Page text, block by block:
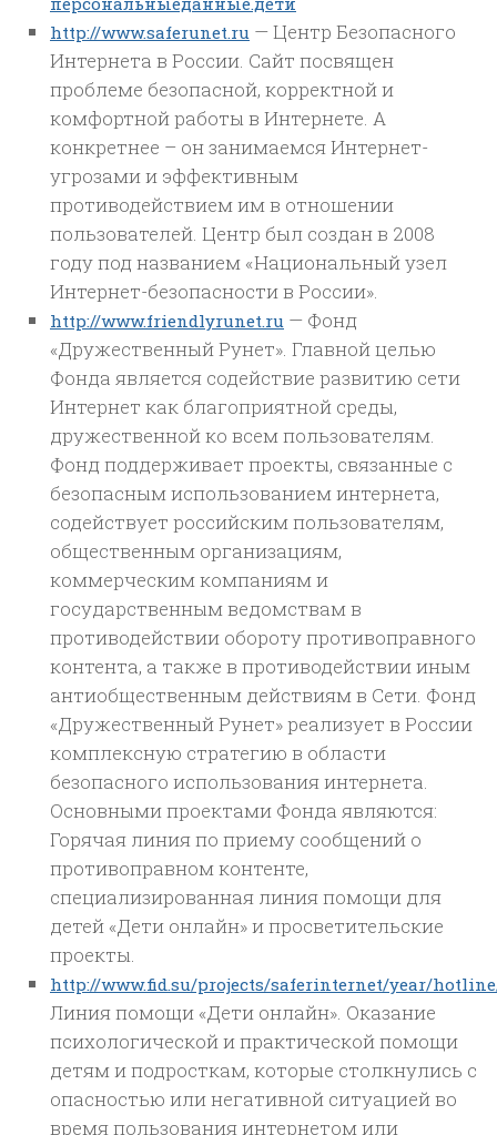
http://www.saferunet.ru — Центр Безопасного
Интернета в России. Сайт посвящен
проблеме безопасной, корректной и
комфортной работы в Интернете. А
конкретнее – он занимаемся Интернет-
угрозами и эффективным
противодействием им в отношении
пользователей. Центр был создан в 2008
году под названием «Национальный узел
Интернет-безопасности в России».
http://www.friendlyrunet.ru — Фонд
«Дружественный Рунет». Главной целью
Фонда является содействие развитию сети
Интернет как благоприятной среды,
дружественной ко всем пользователям.
Фонд поддерживает проекты, связанные с
безопасным использованием интернета,
содействует российским пользователям,
общественным организациям,
коммерческим компаниям и
государственным ведомствам в
противодействии обороту противоправного
контента, а также в противодействии иным
антиобщественным действиям в Сети. Фонд
«Дружественный Рунет» реализует в России
комплексную стратегию в области
безопасного использования интернета.
Основными проектами Фонда являются:
Горячая линия по приему сообщений о
противоправном контенте,
специализированная линия помощи для
детей «Дети онлайн» и просветительские
проекты.
http://www.fid.su/projects/saferinternet/year/
Линия помощи «Дети онлайн». Оказание
психологической и практической помощи
детям и подросткам, которые столкнулись с
опасностью или негативной ситуацией во
время пользования интернетом или